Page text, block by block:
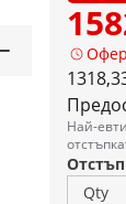
Най-
Qty